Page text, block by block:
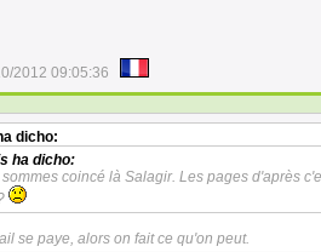
2012 09:05:36
dicho:
ha dicho:
coincé là Salagir. Les pages d'après
se paye, alors on fait ce qu'on peut.